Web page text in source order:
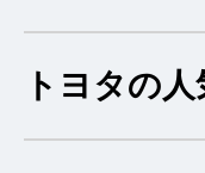
トヨタの